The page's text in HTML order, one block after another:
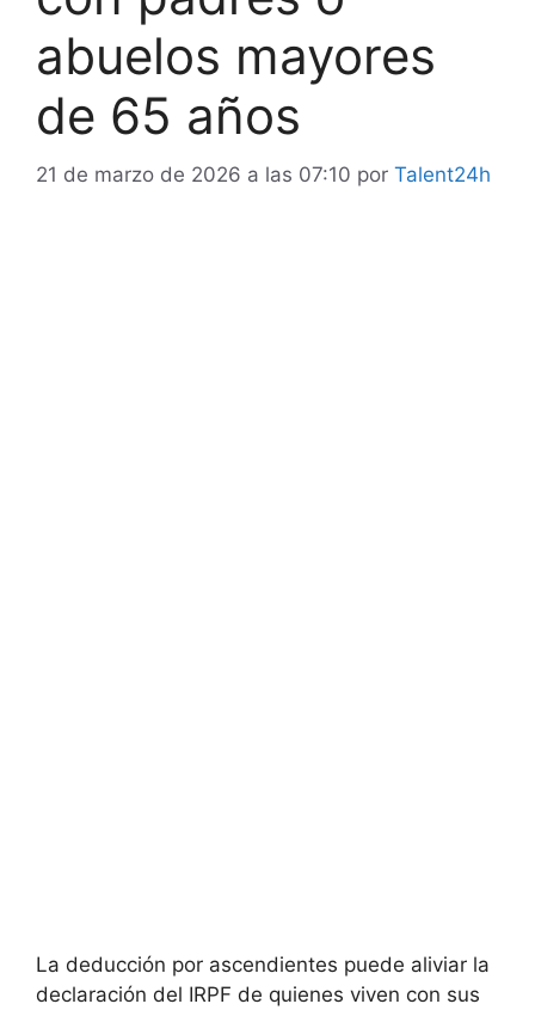
abuelos mayores
de 65 años
21 de marzo de 2026 a las 07:10 por Talent24h
La deducción por ascendientes puede aliviar la
declaración del IRPF de quienes viven con sus